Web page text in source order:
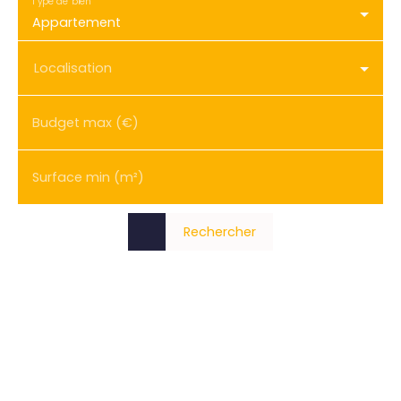
Appartement
Localisation
Budget max (€)
Surface min (m²)
Rechercher